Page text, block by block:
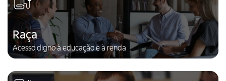
Raça
Acesso digno à educação e à renda